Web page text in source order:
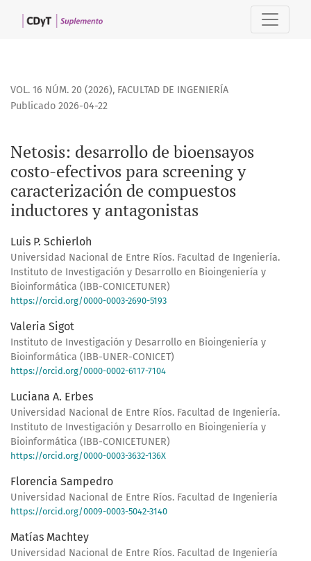
Netosis: desarrollo de bioensayos costo-efectivos para
VOL. 16 NÚM. 20 (2026), FACULTAD DE INGENIERÍA
Netosis: desarrollo de bioensayos
costo-efectivos para screening y
caracterización de compuestos
inductores y antagonistas
Publicado 2026-04-22
Luis P. Schierloh
Universidad Nacional de Entre Ríos. Facultad de Ingeniería.
Instituto de Investigación y Desarrollo en Bioingeniería y
Bioinformática (IBB-CONICETUNER)
https://orcid.org/0000-0003-2690-5193
Valeria Sigot
Instituto de Investigación y Desarrollo en Bioingeniería y
Bioinformática (IBB-UNER-CONICET)
https://orcid.org/0000-0002-6117-7104
Luciana A. Erbes
Universidad Nacional de Entre Ríos. Facultad de Ingeniería.
Instituto de Investigación y Desarrollo en Bioingeniería y
Bioinformática (IBB-CONICETUNER)
https://orcid.org/0000-0003-3632-136X
Florencia Sampedro
Universidad Nacional de Entre Ríos. Facultad de Ingeniería
https://orcid.org/0009-0003-5042-3140
Matías Machtey
Universidad Nacional de Entre Ríos. Facultad de Ingeniería